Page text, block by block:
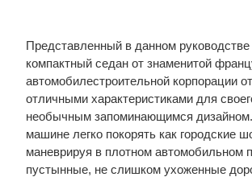
Представленный в данном руководстве
компактный седан от знаменитой
автомобилестроительной корпорации
отличными характеристиками для
необычным запоминающимся
машине легко покорять как городские
маневрируя в плотном автомобильном
пустынные, не слишком ухоженные